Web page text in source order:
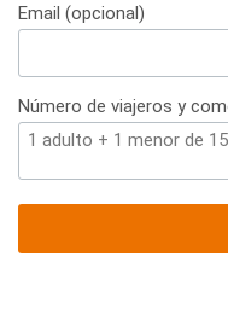
Email (opcional)
Número de viajeros y